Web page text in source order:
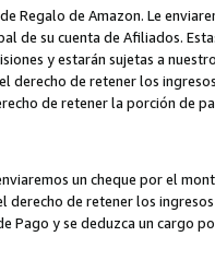
Regalo de Amazon. Le
de su cuenta de Afiliados.
y estarán sujetas a
derecho de retener los
de retener la porción de
un cheque por el
derecho de retener los
Pago y se deduzca un cargo